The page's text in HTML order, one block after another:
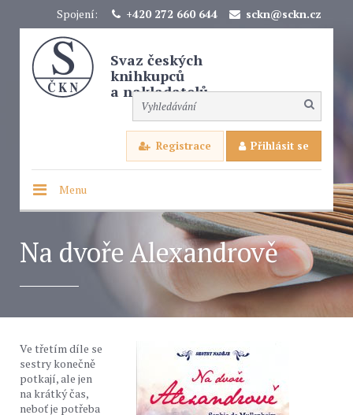
Spojení: +420 272 660 644 sckn@sckn.cz
Svaz českých
knihkupců
a nakladatelů
Registrace Přihlásit se
Menu
Na dvoře Alexandrově
Ve třetím díle se
sestry konečně
potkají, ale jen
na krátký čas,
neboť je potřeba